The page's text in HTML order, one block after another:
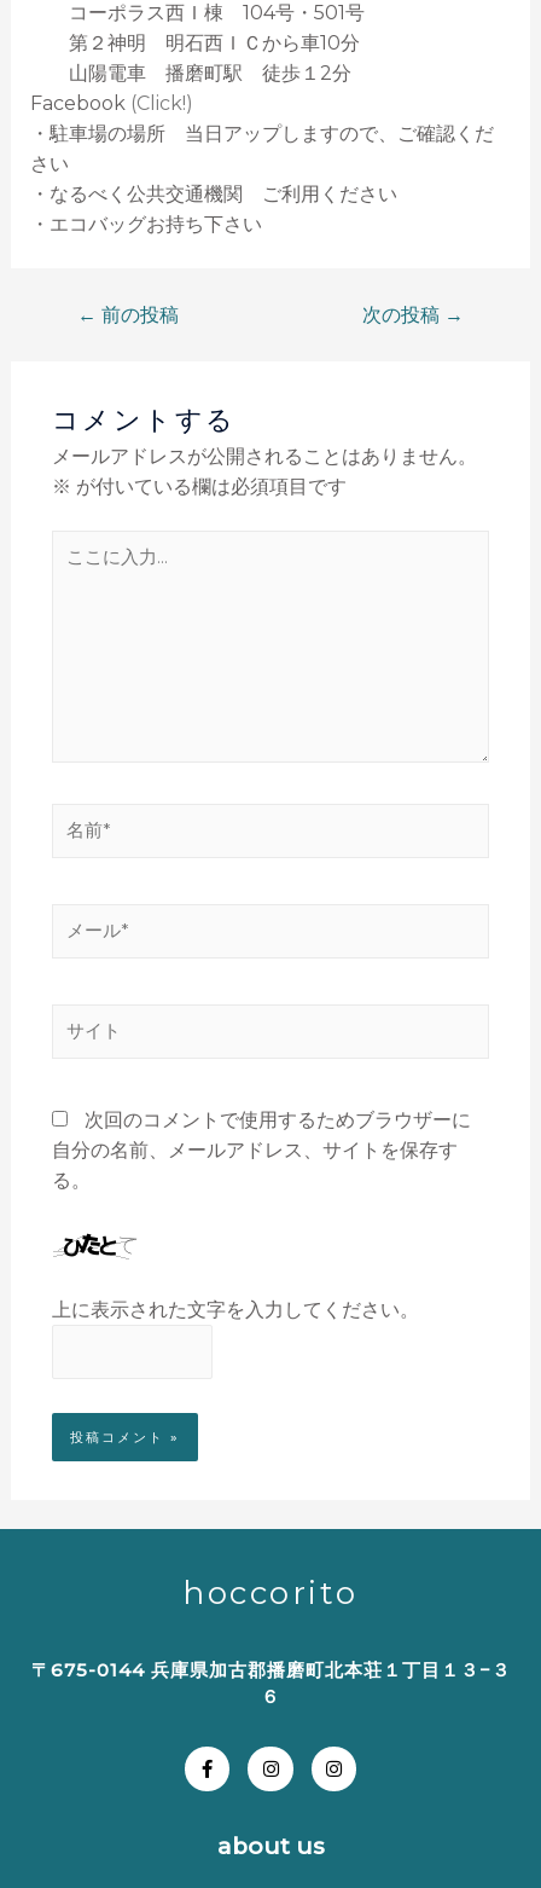
コーポラス西Ｉ棟 104号・501号
第２神明 明石西ＩＣから車10分
山陽電車 播磨町駅 徒歩１2分
Facebook (Click!)
・駐車場の場所 当日アップしますので、ご確認くだ
さい
・なるべく公共交通機関 ご利用ください
・エコバッグお持ち下さい
← 前の投稿 次の投稿 →
コメントする
メールアドレスが公開されることはありません。
※ が付いている欄は必須項目です
次回のコメントで使用するためブラウザーに
自分の名前、メールアドレス、サイトを保存す
る。
上に表示された文字を入力してください。
hoccorito
〒675-0144 兵庫県加古郡播磨町北本荘１丁目１３−３
６
about us